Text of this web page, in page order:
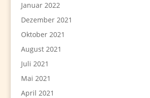
Januar 2022
Dezember 2021
Oktober 2021
August 2021
Juli 2021
Mai 2021
April 2021